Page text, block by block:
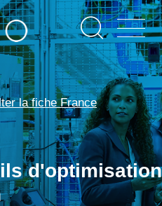
la fiche France
d'optimisation